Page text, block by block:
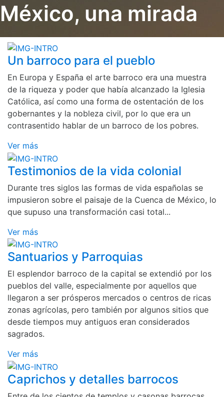
México, una mirada
Un barroco para el pueblo
En Europa y España el arte barroco era una muestra
de la riqueza y poder que había alcanzado la Iglesia
Católica, así como una forma de ostentación de los
gobernantes y la nobleza civil, por lo que era un
contrasentido hablar de un barroco de los pobres.
Ver más
Testimonios de la vida colonial
Durante tres siglos las formas de vida españolas se
impusieron sobre el paisaje de la Cuenca de México, lo
que supuso una transformación casi total...
Ver más
Santuarios y Parroquias
El esplendor barroco de la capital se extendió por los
pueblos del valle, especialmente por aquellos que
llegaron a ser prósperos mercados o centros de ricas
zonas agrícolas, pero también por algunos sitios que
desde tiempos muy antiguos eran considerados
sagrados.
Ver más
Caprichos y detalles barrocos